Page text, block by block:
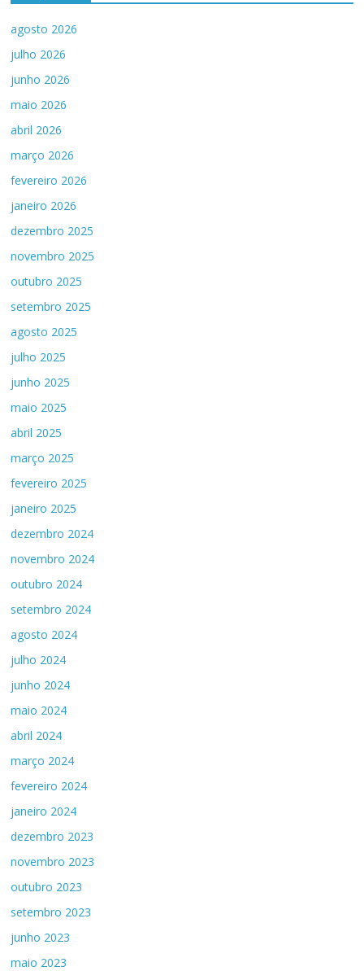
agosto 2026
julho 2026
junho 2026
maio 2026
abril 2026
março 2026
fevereiro 2026
janeiro 2026
dezembro 2025
novembro 2025
outubro 2025
setembro 2025
agosto 2025
julho 2025
junho 2025
maio 2025
abril 2025
março 2025
fevereiro 2025
janeiro 2025
dezembro 2024
novembro 2024
outubro 2024
setembro 2024
agosto 2024
julho 2024
junho 2024
maio 2024
abril 2024
março 2024
fevereiro 2024
janeiro 2024
dezembro 2023
novembro 2023
outubro 2023
setembro 2023
junho 2023
maio 2023